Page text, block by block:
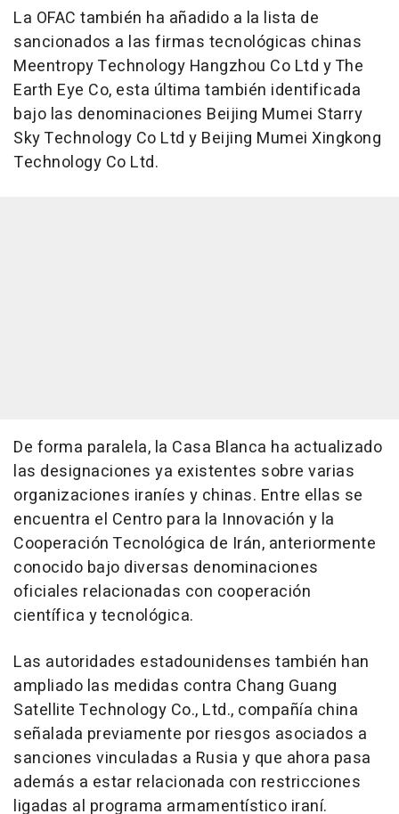
La OFAC también ha añadido a la lista de
sancionados a las firmas tecnológicas chinas
Meentropy Technology Hangzhou Co Ltd y The
Earth Eye Co, esta última también identificada
bajo las denominaciones Beijing Mumei Starry
Sky Technology Co Ltd y Beijing Mumei Xingkong
Technology Co Ltd.
De forma paralela, la Casa Blanca ha actualizado
las designaciones ya existentes sobre varias
organizaciones iraníes y chinas. Entre ellas se
encuentra el Centro para la Innovación y la
Cooperación Tecnológica de Irán, anteriormente
conocido bajo diversas denominaciones
oficiales relacionadas con cooperación
científica y tecnológica.
Las autoridades estadounidenses también han
ampliado las medidas contra Chang Guang
Satellite Technology Co., Ltd., compañía china
señalada previamente por riesgos asociados a
sanciones vinculadas a Rusia y que ahora pasa
además a estar relacionada con restricciones
ligadas al programa armamentístico iraní.